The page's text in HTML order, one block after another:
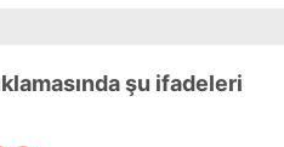
şu ifadeleri